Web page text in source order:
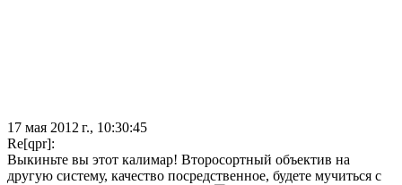
17 мая 2012 г., 10:30:45
Re[qpr]:
Выкиньте вы этот калимар! Второсортный объектив на
другую систему, качество посредственное, будете мучиться с